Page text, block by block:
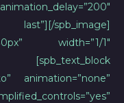
last”][/spb_image]
width=”1/1″
animation=”none”